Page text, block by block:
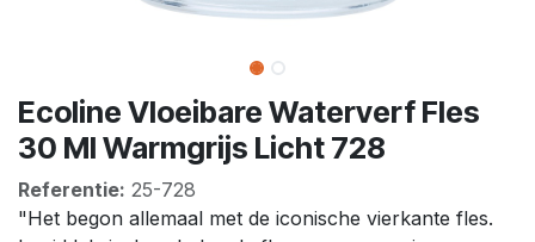
Ecoline Vloeibare Waterverf Fles
30 Ml Warmgrijs Licht 728
Referentie: 25-728
"Het begon allemaal met de iconische vierkante fles.